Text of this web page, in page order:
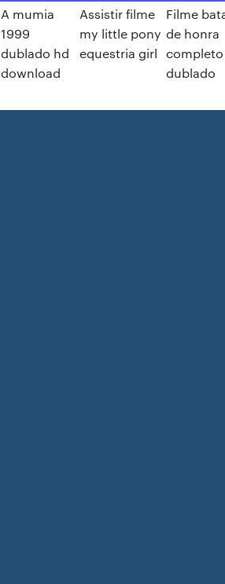
A mumia
1999
dublado hd
download
Assistir filme
my little pony
equestria girl
Filme
de honra
completo
dublado